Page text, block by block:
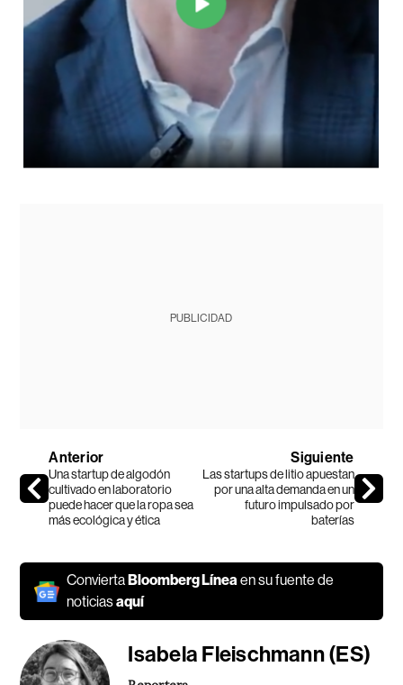
PUBLICIDAD
Anterior
Una startup de algodón
cultivado en laboratorio
puede hacer que la ropa sea
más ecológica y ética
Siguiente
Las startups de litio apuestan
por una alta demanda en un
futuro impulsado por
baterías
Convierta Bloomberg Líneaen su fuente de
noticiasaquí
Isabela Fleischmann (ES)